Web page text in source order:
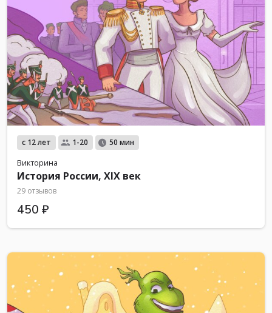
с 12 лет 1-20 50 мин
Викторина
История России, XIX век
29 отзывов
450 ₽